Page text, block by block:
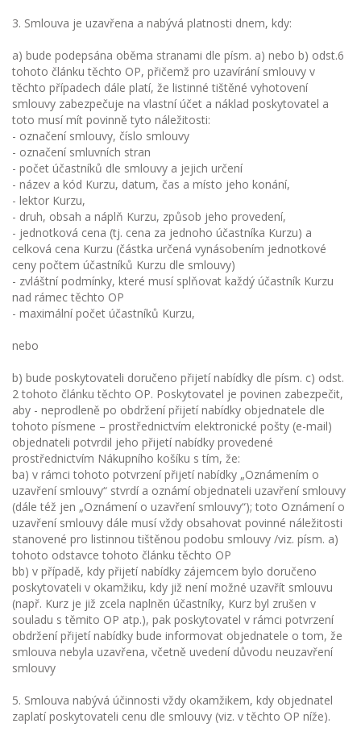
3. Smlouva je uzavřena a nabývá platnosti dnem, kdy:
a) bude podepsána oběma stranami dle písm. a) nebo b) odst.6
tohoto článku těchto OP, přičemž pro uzavírání smlouvy v
těchto případech dále platí, že listinné tištěné vyhotovení
smlouvy zabezpečuje na vlastní účet a náklad poskytovatel a
toto musí mít povinně tyto náležitosti:
- označení smlouvy, číslo smlouvy
- označení smluvních stran
- počet účastníků dle smlouvy a jejich určení
- název a kód Kurzu, datum, čas a místo jeho konání,
- lektor Kurzu,
- druh, obsah a náplň Kurzu, způsob jeho provedení,
- jednotková cena (tj. cena za jednoho účastníka Kurzu) a
celková cena Kurzu (částka určená vynásobením jednotkové
ceny počtem účastníků Kurzu dle smlouvy)
- zvláštní podmínky, které musí splňovat každý účastník Kurzu
nad rámec těchto OP
- maximální počet účastníků Kurzu,
nebo
b) bude poskytovateli doručeno přijetí nabídky dle písm. c) odst.
2 tohoto článku těchto OP. Poskytovatel je povinen zabezpečit,
aby - neprodleně po obdržení přijetí nabídky objednatele dle
tohoto písmene – prostřednictvím elektronické pošty (e-mail)
objednateli potvrdil jeho přijetí nabídky provedené
prostřednictvím Nákupního košíku s tím, že:
ba) v rámci tohoto potvrzení přijetí nabídky „Oznámením o
uzavření smlouvy“ stvrdí a oznámí objednateli uzavření smlouvy
(dále též jen „Oznámení o uzavření smlouvy“); toto Oznámení o
uzavření smlouvy dále musí vždy obsahovat povinné náležitosti
stanovené pro listinnou tištěnou podobu smlouvy /viz. písm. a)
tohoto odstavce tohoto článku těchto OP
bb) v případě, kdy přijetí nabídky zájemcem bylo doručeno
poskytovateli v okamžiku, kdy již není možné uzavřít smlouvu
(např. Kurz je již zcela naplněn účastníky, Kurz byl zrušen v
souladu s těmito OP atp.), pak poskytovatel v rámci potvrzení
obdržení přijetí nabídky bude informovat objednatele o tom, že
smlouva nebyla uzavřena, včetně uvedení důvodu neuzavření
smlouvy
5. Smlouva nabývá účinnosti vždy okamžikem, kdy objednatel
zaplatí poskytovateli cenu dle smlouvy (viz. v těchto OP níže).